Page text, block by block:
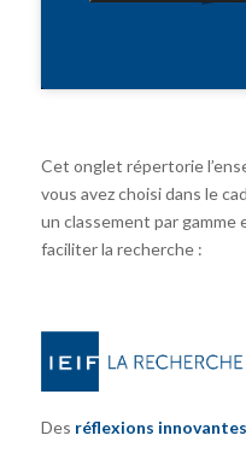
Cet onglet répertorie
vous avez choisi dans le
un classement par
faciliter la recherche :
Des réflexions innovantes